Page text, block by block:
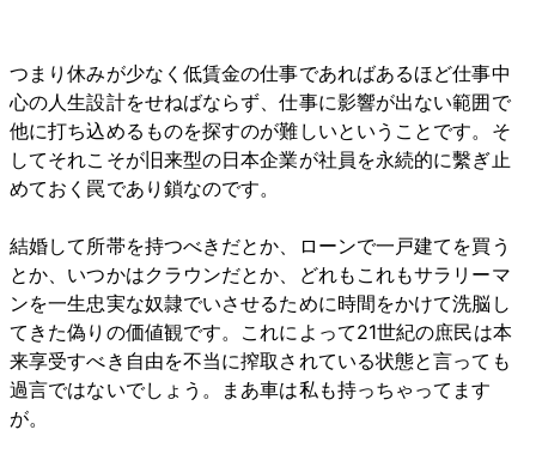
つまり休みが少なく低賃金の仕事であればあるほど仕事中
心の人生設計をせねばならず、仕事に影響が出ない範囲で
他に打ち込めるものを探すのが難しいということです。そ
してそれこそが旧来型の日本企業が社員を永続的に繫ぎ止
めておく罠であり鎖なのです。
結婚して所帯を持つべきだとか、ローンで一戸建てを買う
とか、いつかはクラウンだとか、どれもこれもサラリーマ
ンを一生忠実な奴隷でいさせるために時間をかけて洗脳し
てきた偽りの価値観です。これによって21世紀の庶民は本
来享受すべき自由を不当に搾取されている状態と言っても
過言ではないでしょう。まあ車は私も持っちゃってます
が。